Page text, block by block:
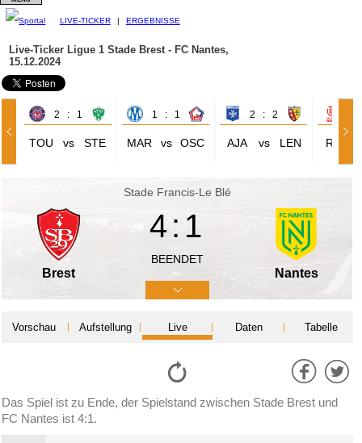
LIVE-TICKER | ERGEBNISSE
Live-Ticker Ligue 1 Stade Brest - FC Nantes,
15.12.2024
2 : 1
TOU vs STE
1 : 1
MAR vs OSC
2 : 2
AJA vs LEN REI
Stade Francis-Le Blé
Brest
4:1
BEENDET
Nantes
Vorschau Aufstellung Live Daten Tabelle
Das Spiel ist zu Ende, der Spielstand zwischen Stade Brest und
FC Nantes ist 4:1.